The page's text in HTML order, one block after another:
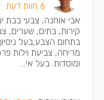
6 חוות דעת
אבי אוחנה, צבעי בבת
בתחום הצבע,בעל
מריחה, צביעת וילות
ומוסדות. בעל אי...